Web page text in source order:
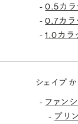
-0.5カラ
-0.7カラ
-1.0カラ
シェイプ
- ファン
- プリ